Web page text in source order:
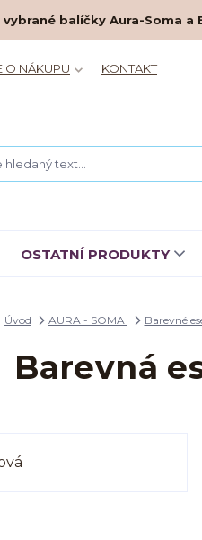
balíčky Aura-Soma a
O NÁKUPU KONTAKT
OSTATNÍ PRODUKTY
Úvod AURA - SOMA Barevné
Barevná